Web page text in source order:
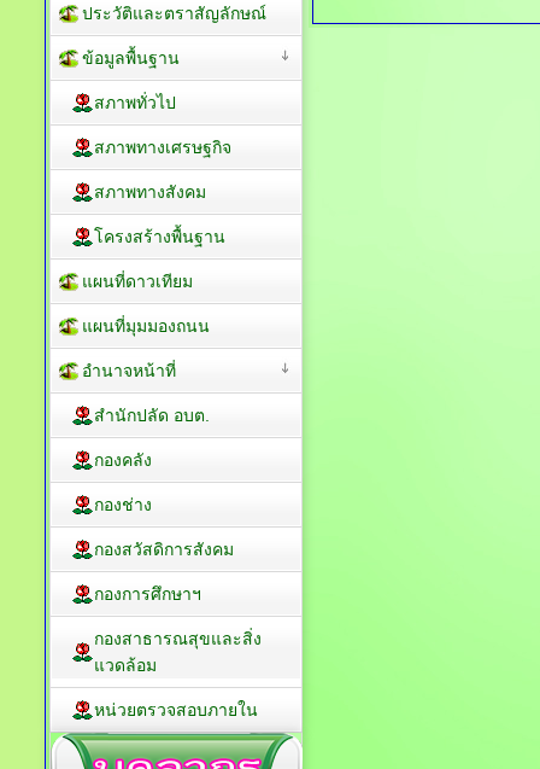
ประวัติและตราสัญลักษณ์
ข้อมูลพื้นฐาน
สภาพทั่วไป
สภาพทางเศรษฐกิจ
สภาพทางสังคม
โครงสร้างพื้นฐาน
แผนที่ดาวเทียม
แผนที่มุมมองถนน
อำนาจหน้าที่
สำนักปลัด อบต.
กองคลัง
กองช่าง
กองสวัสดิการสังคม
กองการศึกษาฯ
กองสาธารณสุขและสิ่ง
แวดล้อม
หน่วยตรวจสอบภายใน